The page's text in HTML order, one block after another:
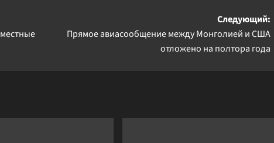
Следующий:
Прямое авиасообщение между Монголией и США
отложено на полтора года